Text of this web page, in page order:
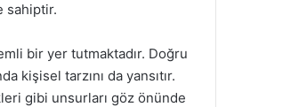
sahiptir.
bir yer tutmaktadır. Doğru
kişisel tarzını da yansıtır.
gibi unsurları göz önünde